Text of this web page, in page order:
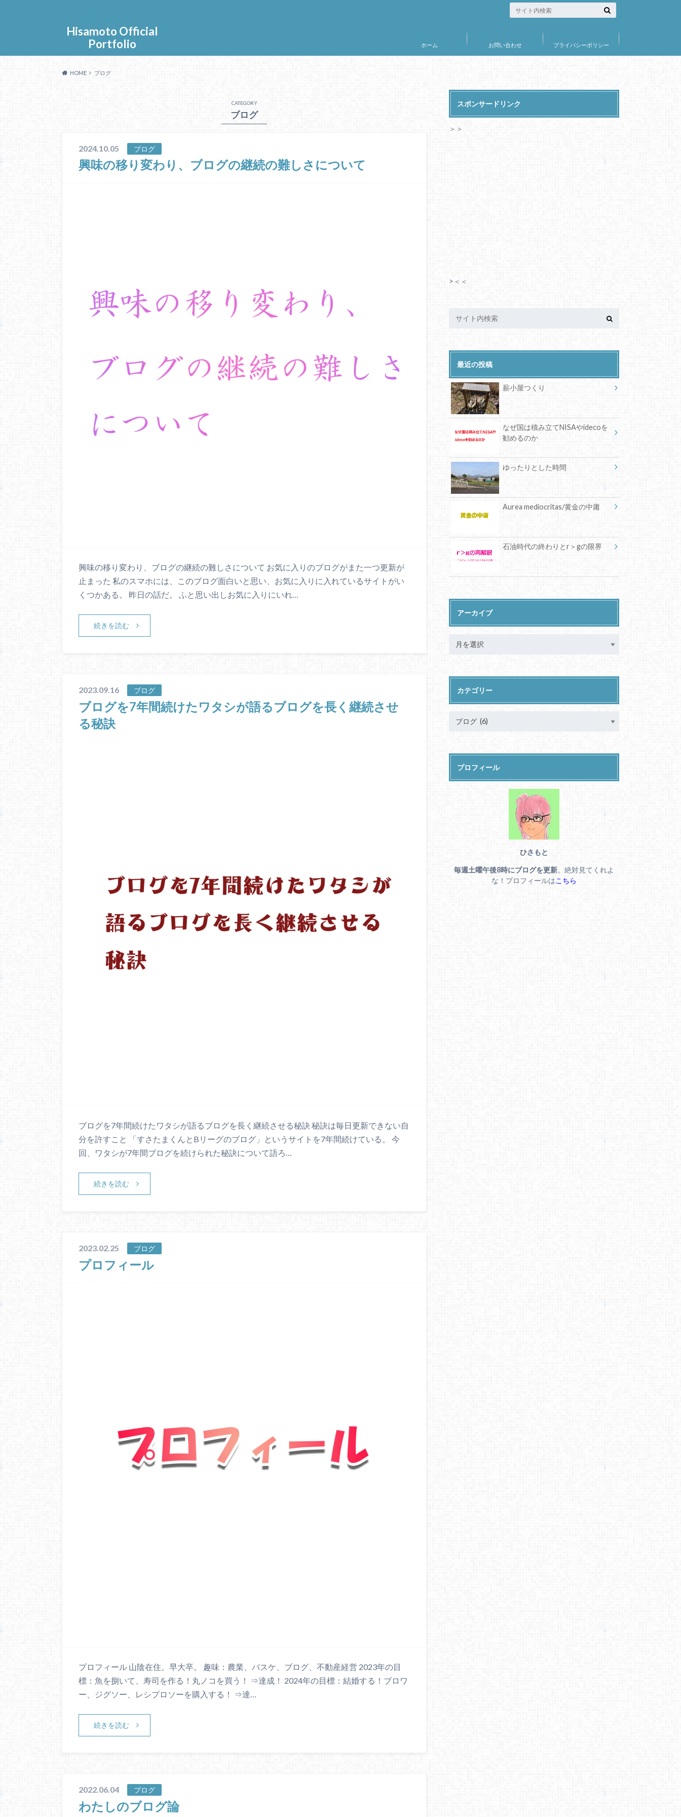
Hisamoto Official
Portfolio
ホーム お問い合わせ プライバシーポリシー
HOME ブログ
CATEGORY
ブログ
2024.10.05 ブログ
興味の移り変わり、ブログの継続の難しさについて
興味の移り変わり、ブログの継続の難しさについて お気に入りのブログがまた一つ更新が
止まった 私のスマホには、このブログ面白いと思い、お気に入りに入れているサイトがい
くつかある。 昨日の話だ。 ふと思い出しお気に入りにいれ…
続きを読む
2023.09.16 ブログ
ブログを7年間続けたワタシが語るブログを長く継続させ
る秘訣
ブログを7年間続けたワタシが語るブログを長く継続させる秘訣 秘訣は毎日更新できない自
分を許すこと 「すさたまくんとBリーグのブログ」というサイトを7年間続けている。 今
回、ワタシが7年間ブログを続けられた秘訣について語ろ…
続きを読む
2023.02.25 ブログ
プロフィール
プロフィール 山陰在住。早大卒。 趣味：農業、バスケ、ブログ、不動産経営 2023年の目
標：魚を捌いて、寿司を作る！丸ノコを買う！ ⇒達成！ 2024年の目標：結婚する！ブロワ
ー、ジグソー、レシプロソーを購入する！ ⇒達…
続きを読む
2022.06.04 ブログ
わたしのブログ論
スポンサードリンク
＞＞
>＜＜
最近の投稿
薪小屋つくり
なぜ国は積み立てNISAやidecoを
勧めるのか
ゆったりとした時間
Aurea mediocritas/黄金の中庸
石油時代の終わりとr＞gの限界
アーカイブ
カテゴリー
プロフィール
ひさもと
毎週土曜午後8時にブログを更新。絶対見てくれよ
な！プロフィールはこちら